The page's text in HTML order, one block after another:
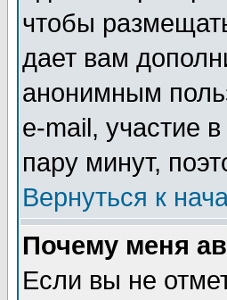
чтобы
дает вам
анонимным
e-mail, участие
пару минут,
Вернуться к
Почему меня
Если вы не